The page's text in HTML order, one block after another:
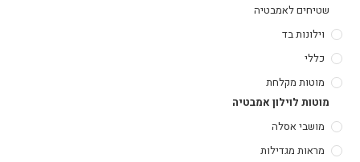
שטיחים לאמבטיה
וילונות בד
כללי
מוטות מקלחת
מוטות לוילון אמבטיה
מושבי אסלה
מראות מגדילות